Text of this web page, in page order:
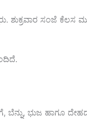
ಸಂಜೆ ಕೆಲಸ
ಬೆನ್ನು, ಭುಜ ಹಾಗೂ